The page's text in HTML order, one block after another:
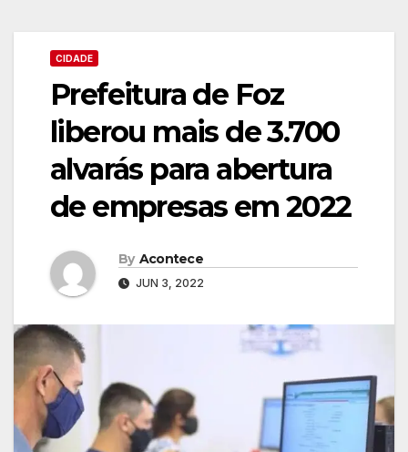
CIDADE
Prefeitura de Foz
liberou mais de 3.700
alvarás para abertura
de empresas em 2022
By Acontece
JUN 3, 2022